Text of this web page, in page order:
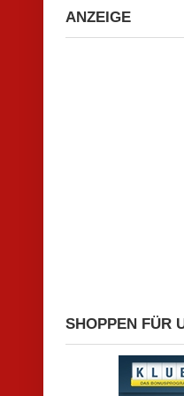
ANZEIGE
SHOPPEN FÜR